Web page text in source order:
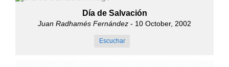
Día de Salvación
Juan Radhamés Fernández - 10 October, 2002
Escuchar